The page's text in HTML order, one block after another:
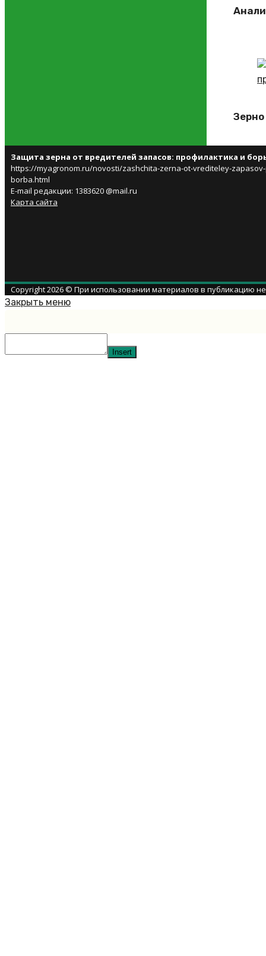
Защита зерна от вредителей запасов: профилактика и
https://myagronom.ru/novosti/zashchita-zerna-ot-vrediteley-
borba.html
E-mail редакции: 1383620 @mail.ru
Карта сайта
Copyright 2026 © При использовании материалов в публикацию
Закрыть меню
Insert